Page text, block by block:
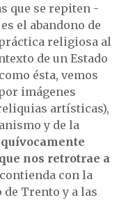
que se repiten -
el abandono de
religiosa al
de un Estado
ésta, vemos
imágenes
artísticas),
y de la
nos retrotrae a
con la
Trento y a las